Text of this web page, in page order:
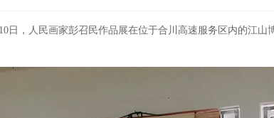
日，人民画家彭召民作品展在位于合川高速服务区内的江山